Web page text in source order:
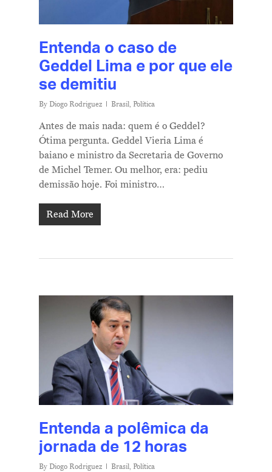
Entenda o caso de
Geddel Lima e por que ele
se demitiu
By Diogo Rodriguez Brasil, Política
Antes de mais nada: quem é o Geddel?
Ótima pergunta. Geddel Vieria Lima é
baiano e ministro da Secretaria de Governo
de Michel Temer. Ou melhor, era: pediu
demissão hoje. Foi ministro…
Read More
Entenda a polêmica da
jornada de 12 horas
By Diogo Rodriguez Brasil Política